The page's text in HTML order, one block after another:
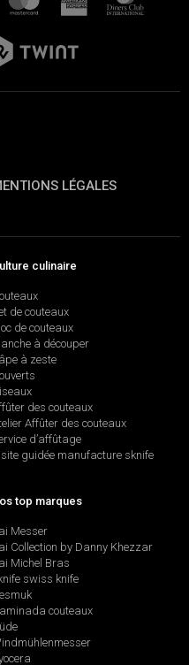
LÉGALES
culinaire
de couteaux
de couteaux
à découper
à zeste
des couteaux
Affûter des couteaux
d’affûtage
guidée manufacture sknife
top marques
Messer
Collection by Danny Khezzar
Michel Bras
swiss knife
couteaux